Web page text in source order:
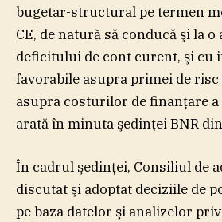
bugetar-structural pe termen
CE, de natură să conducă şi la
deficitului de cont curent, şi cu
favorabile asupra primei de
asupra costurilor de finanţare a
arată în minuta şedinţei BNR
În cadrul şedinţei, Consiliul de
discutat şi adoptat deciziile de
pe baza datelor şi analizelor